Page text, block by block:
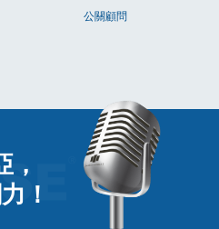
公關顧問
，
！